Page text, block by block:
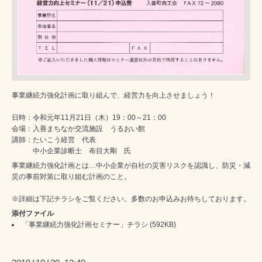
事業継続力強化計画に取り組んで、経営力を向上させましょう！
日時：令和元年11月21日（木）19：00～21：00
会場：入善まちなか交流施設 うるおい館
講師：たいこう経営 代表
中小企業診断士 布目大剛 氏
事業継続力強化計画とは…中小企業が自社の災害リスクを認識し、防災・減
災の事前対策に取り組む計画のこと。
※詳細は下記チラシをご覧ください。多数のお申込みお待ちしております。
添付ファイル
「事業継続力強化計画セミナー」チラシ (592KB)